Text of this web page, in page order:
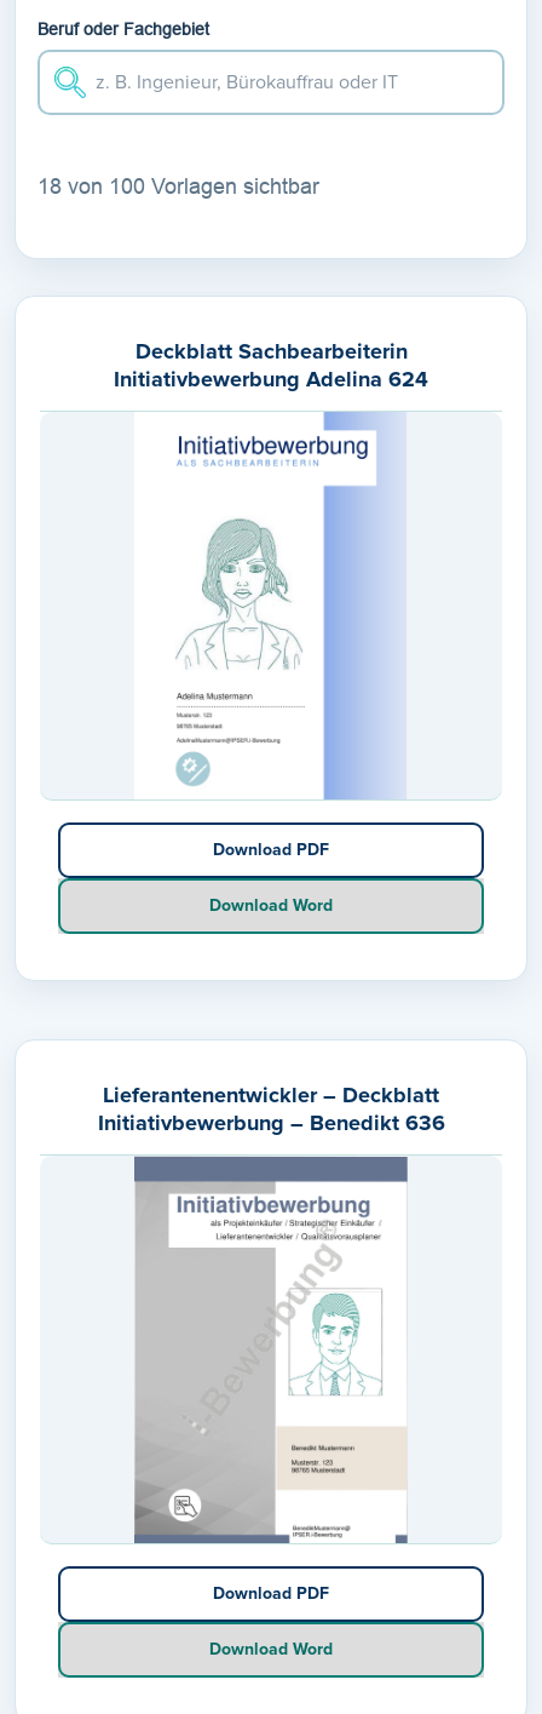
Beruf oder Fachgebiet
18 von 100 Vorlagen sichtbar
Deckblatt Sachbearbeiterin
Initiativbewerbung Adelina 624
Download PDF
Download Word
Lieferantenentwickler – Deckblatt
Initiativbewerbung – Benedikt 636
Download PDF
Download Word